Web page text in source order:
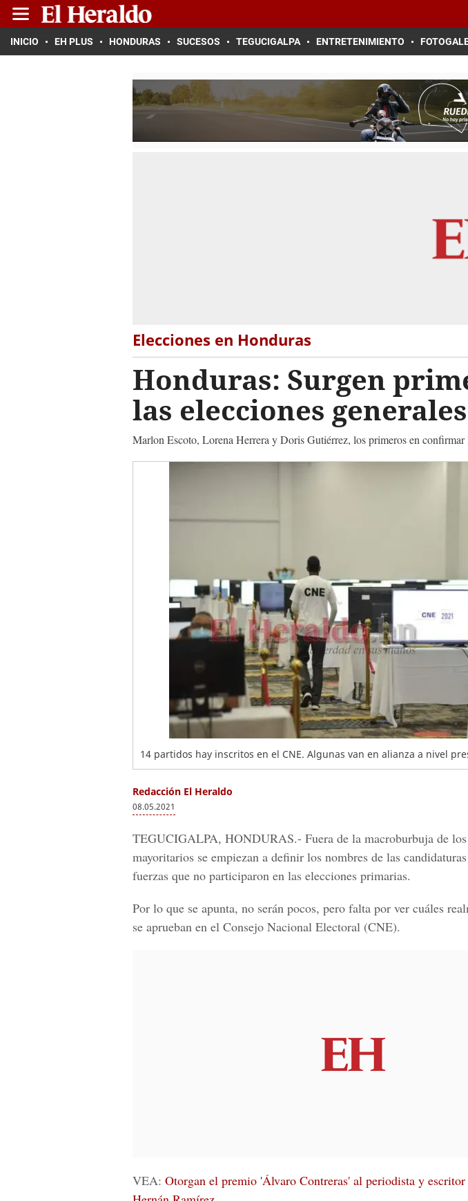
INICIO EH PLUS HONDURAS SUCESOS TEGUCIGALPA ENTRETENIMIENTO
Elecciones en Honduras
Honduras: Surgen
las elecciones
Marlon Escoto, Lorena Herrera y Doris Gutiérrez, los primeros en confirmar
14 partidos hay inscritos en el CNE. Algunas van en alianza a nivel
Redacción El Heraldo
08.05.2021
TEGUCIGALPA, HONDURAS.- Fuera de la macroburbuja de
mayoritarios se empiezan a definir los nombres de las
fuerzas que no participaron en las elecciones primarias.
Por lo que se apunta, no serán pocos, pero falta por ver cuáles
se aprueban en el Consejo Nacional Electoral (CNE).
VEA: Otorgan el premio 'Álvaro Contreras' al periodista y